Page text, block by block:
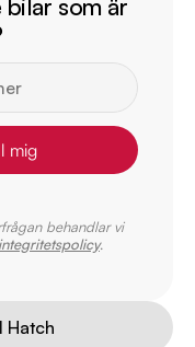
som är
mig
behandlar vi
integritetspolicy.
Hatch